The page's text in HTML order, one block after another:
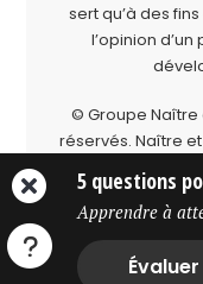
5 questions
Apprendre à
sert qu’à des
l’opinion
© Groupe Naître
réservés. Naître
du